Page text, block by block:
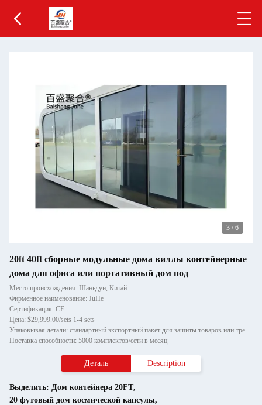
3 / 6
20ft 40ft сборные модульные дома виллы контейнерные
дома для офиса или портативный дом под
Место происхождения: Шаньдун, Китай
Фирменное наименование: JuHe
Сертификация: CE
Цена: $29,999.00/sets 1-4 sets
Упаковывая детали: стандартный экспортный пакет для защиты товаров или требований клиента
Поставка способности: 5000 комплектов/сети в месяц
Деталь Description
Выделить: Дом контейнера 20FT,
20 футовый дом космической капсулы,